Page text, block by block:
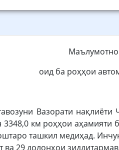
оид ба роҳҳои
Вазорати
3348,0 км роҳҳои
ташкил медиҳад.
ва 29 долонҳои